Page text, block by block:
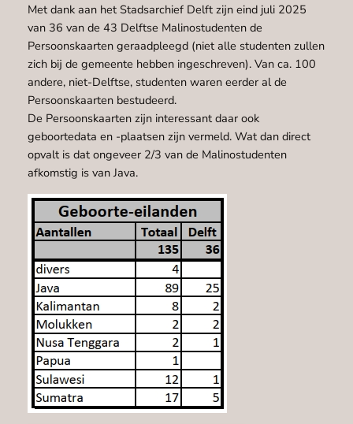
Met dank aan het Stadsarchief Delft zijn eind juli 2025
van 36 van de 43 Delftse Malinostudenten de
Persoonskaarten geraadpleegd (niet alle studenten zullen
zich bij de gemeente hebben ingeschreven). Van ca. 100
andere, niet-Delftse, studenten waren eerder al de
Persoonskaarten bestudeerd.
De Persoonskaarten zijn interessant daar ook
geboortedata en -plaatsen zijn vermeld. Wat dan direct
opvalt is dat ongeveer 2/3 van de Malinostudenten
afkomstig is van Java.